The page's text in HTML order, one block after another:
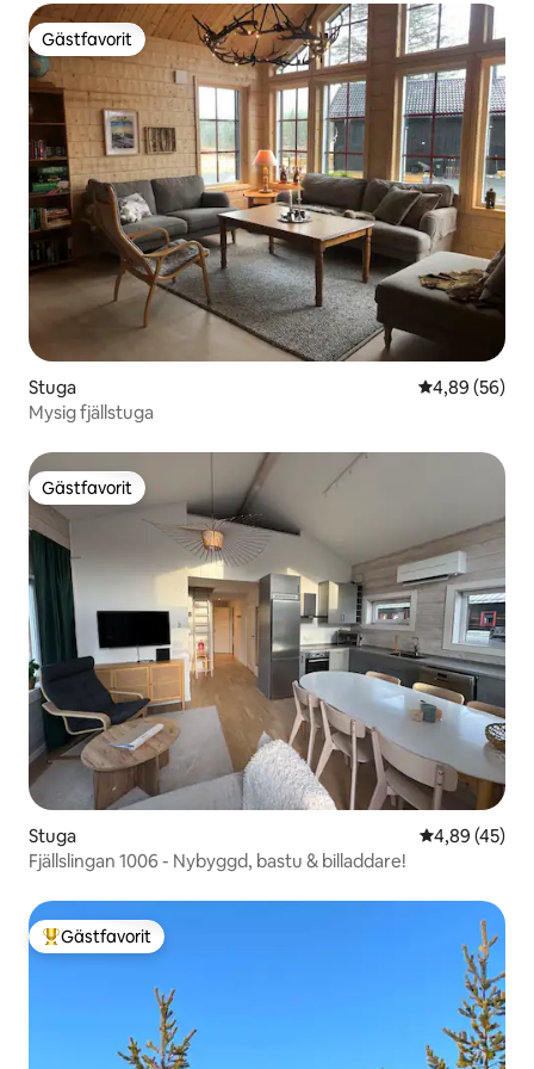
Gästfavorit
Gästfavorit
Stuga 4,89 av 5 i
4,89 (56)
Mysig fjällstuga
Gästfavorit
Gästfavorit
Stuga 4,89 av 5 i
4,89 (45)
Fjällslingan 1006 - Nybyggd, bastu & billaddare!
Populär gästfavorit
Gästfavorit